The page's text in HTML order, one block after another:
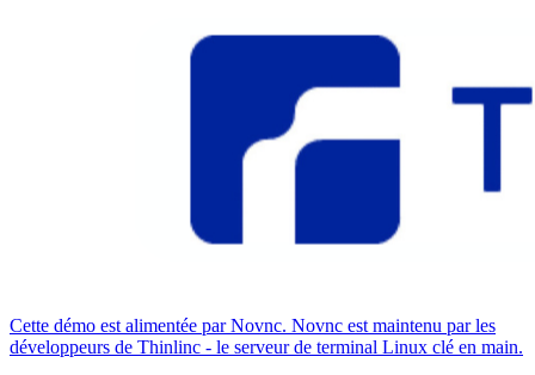
Cette démo est alimentée par Novnc. Novnc est maintenu par les
développeurs de Thinlinc - le serveur de terminal Linux clé en main.